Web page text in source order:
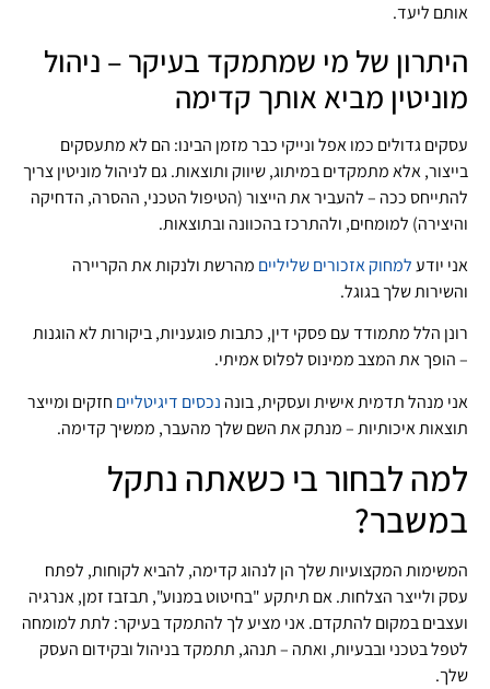
אותם ליעד.
היתרון של מי שמתמקד בעיקר – ניהול
מוניטין מביא אותך קדימה
עסקים גדולים כמו אפל ונייקי כבר מזמן הבינו: הם לא מתעסקים
בייצור, אלא מתמקדים במיתוג, שיווק ותוצאות. גם לניהול מוניטין צריך
להתייחס ככה – להעביר את הייצור (הטיפול הטכני, ההסרה, הדחיקה
והיצירה) למומחים, ולהתרכז בהכוונה ובתוצאות.
אני יודעלמחוק אזכורים שליליים מהרשת ולנקות את הקריירה
והשירות שלך בגוגל.
רונן הלל מתמודד עם פסקי דין, כתבות פוגעניות, ביקורות לא הוגנות
– הופך את המצב ממינוס לפלוס אמיתי.
אני מנהל תדמית אישית ועסקית, בונה נכסים דיגיטליים חזקים ומייצר
תוצאות איכותיות – מנתק את השם שלך מהעבר, ממשיך קדימה.
למה לבחור בי כשאתה נתקל
במשבר?
המשימות המקצועיות שלך הן לנהוג קדימה, להביא לקוחות, לפתח
עסק ולייצר הצלחות. אם תיתקע "בחיטוט במנוע", תבזבז זמן, אנרגיה
ועצבים במקום להתקדם. אני מציע לך להתמקד בעיקר: לתת למומחה
לטפל בטכני ובבעיות, ואתה – תנהג, תתמקד בניהול ובקידום העסק
שלך.